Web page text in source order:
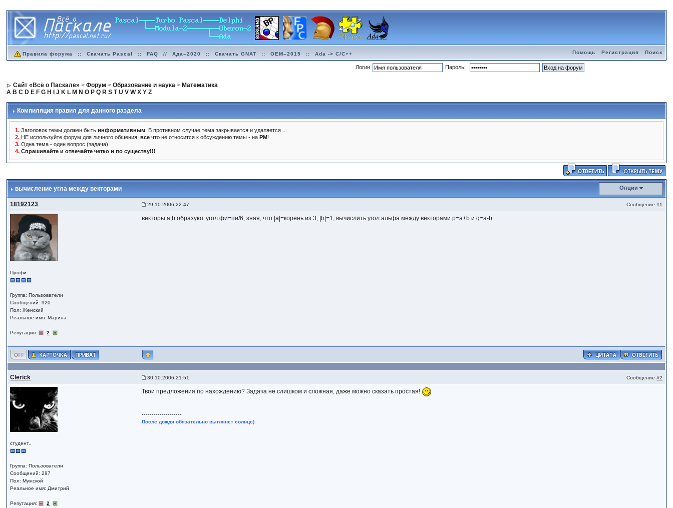
Правила форума :: Скачать Pascal :: FAQ // Ада–2020 :: Скачать GNAT :: OEM–2015 :: Ada -> C/C++ Помощь Регистрация Поиск
Логин Пароль:
Сайт «Всё о Паскале» >Форум >Образование и наука > Математика
A B C D E F G H J K L M N O P Q R S T U V W X Y Z
Компиляция правил для данного раздела
1. Заголовок темы должен бытьинформативным . В противном случае тема закрывается и удаляется ...
2. НЕ используйте форум для личного общения,все что не относится к обсуждению темы - наPM!
3. Одна тема - один вопрос (задача)
4. Спрашивайте и отвечайте четко и по существу!!!
вычисление угла между векторами Опции
18192123 29.10.2006 22:47 Сообщение#1
Профи
Группа: Пользователи
Сообщений: 920
Пол: Женский
Реальное имя: Марина
Репутация: 2
векторы a,b образуют угол фи=пи/6; зная, что |a|=корень из 3, |b|=1, вычислить угол альфа между векторами p=a+b и q=a-b
Clerick 30.10.2006 21:51 Сообщение#2
студент..
Группа: Пользователи
Сообщений: 287
Пол: Мужской
Реальное имя: Дмитрий
Репутация: 2
Твои предложения по нахождению? Задача не слишком и сложная, даже можно сказать простая!
--------------------
После дождя обязательно выглянет солнце)